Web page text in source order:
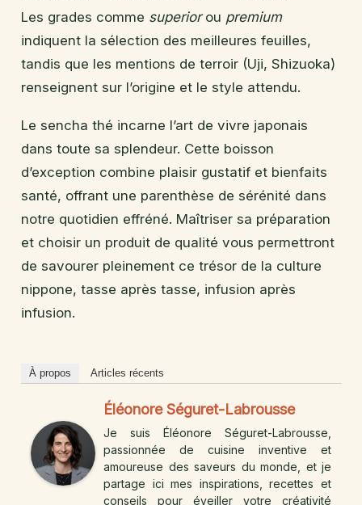
Les grades comme superiorou premium
indiquent la sélection des meilleures feuilles,
tandis que les mentions de terroir (Uji, Shizuoka)
renseignent sur l’origine et le style attendu.
Le sencha thé incarne l’art de vivre japonais
dans toute sa splendeur. Cette boisson
d’exception combine plaisir gustatif et bienfaits
santé, offrant une parenthèse de sérénité dans
notre quotidien effréné. Maîtriser sa préparation
et choisir un produit de qualité vous permettront
de savourer pleinement ce trésor de la culture
nippone, tasse après tasse, infusion après
infusion.
À propos Articles récents
Éléonore Séguret-Labrousse
Je suis Éléonore Séguret-Labrousse,
passionnée de cuisine inventive et
amoureuse des saveurs du monde, et je
partage ici mes inspirations, recettes et
conseils pour éveiller votre créativité